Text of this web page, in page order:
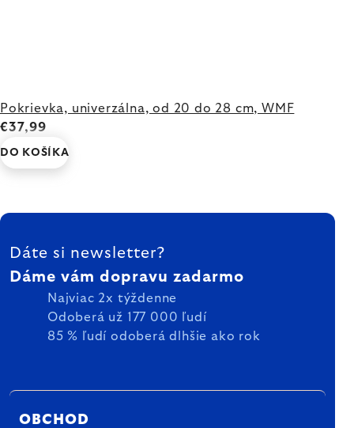
Pokrievka, univerzálna, od 20 do 28 cm, WMF
€37,99
DO KOŠÍKA
ZÁPÄTIE
Dáte si newsletter?
Dáme vám dopravu zadarmo
Najviac 2x týždenne
Odoberá už 177 000 ľudí
85 % ľudí odoberá dlhšie ako rok
OBCHOD